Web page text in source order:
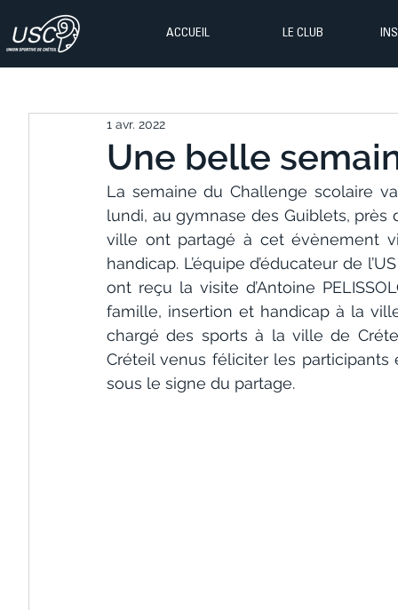
ACCUEIL LE CLUB
Une belle
1 avr. 2022
La semaine du Challenge scolaire
lundi, au gymnase des Guiblets,
ville ont partagé à cet évènement
handicap. L’équipe d’éducateur de
ont reçu la visite d’Antoine
famille, insertion et handicap à la
chargé des sports à la ville de
Créteil venus féliciter les
sous le signe du partage.